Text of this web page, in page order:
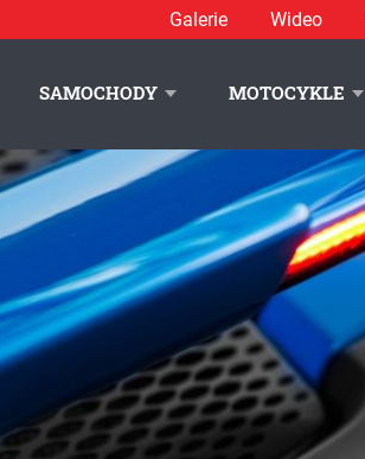
Galerie Wideo
SAMOCHODY MOTOCYKLE
Spider, fot. materiały prasowe / McLaren
POLITYKA PRYWATNOŚCI